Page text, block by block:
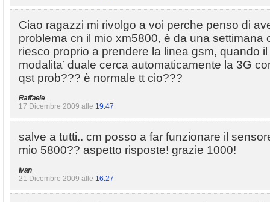
Ciao ragazzi mi rivolgo a voi perche penso di
problema cn il mio xm5800, è da una settimana
riesco proprio a prendere la linea gsm, quando
modalita’ duale cerca automaticamente la 3G
qst prob??? è normale tt cio???
Raffaele
17 Dicembre 2009 alle 19:47
salve a tutti.. cm posso a far funzionare il
mio 5800?? aspetto risposte! grazie 1000!
ivan
21 Dicembre 2009 alle 16:27